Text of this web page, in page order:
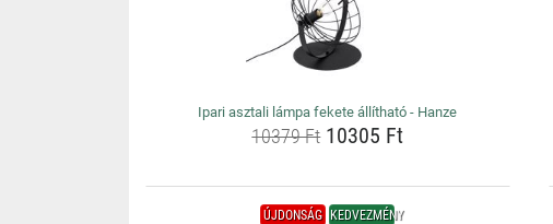
Ipari asztali lámpa fekete állítható - Hanze
10379 Ft10305 Ft
ÚJDONSÁG KEDVEZMÉNY